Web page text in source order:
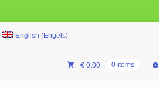
English (Engels)
€0.00 0 items